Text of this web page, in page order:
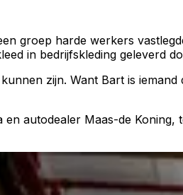
groep harde werkers
in bedrijfskleding geleverd
zijn. Want Bart is
autodealer Maas-de Koning,